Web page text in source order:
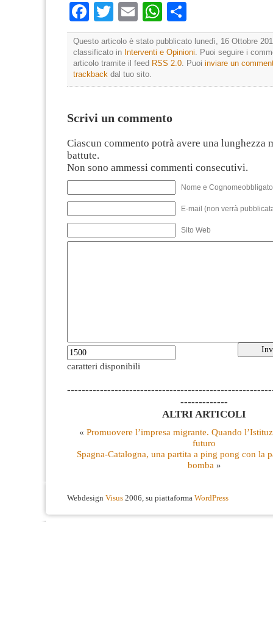
Facebook
TwitterEmailWhatsApp
Questo articolo è stato pubblicato lunedì, 16 Ottobre
classificato in Interventi e Opinioni. Puoi seguire i
articolo tramite il feed RSS 2.0. Puoi inviare un
trackback dal tuo sito.
Scrivi un commento
Ciascun commento potrà avere una lunghezza
battute.
Non sono ammessi commenti consecutivi.
Nome e
E-mail (non verrà
Sito Web
caratteri disponibili
-------------
ALTRI ARTICOLI
« Promuovere l’impresa migrante. Quando
futuro
Spagna-Catalogna, una partita a ping pong con la
bomba »
Webdesign Visus 2006, su piattaforma WordPress